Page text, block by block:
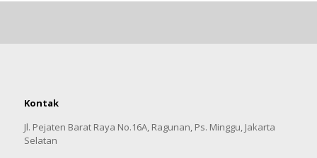
Kontak
Jl. Pejaten Barat Raya No.16A, Ragunan, Ps. Minggu, Jakarta
Selatan